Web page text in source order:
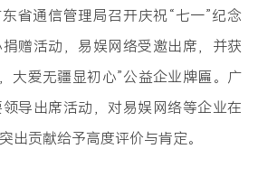
省通信管理局召开庆祝“七一”纪念
赠活动，易娱网络受邀出席，并获
大爱无疆显初心”公益企业牌匾。广
导出席活动，对易娱网络等企业在
出贡献给予高度评价与肯定。